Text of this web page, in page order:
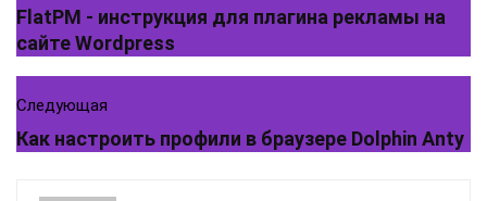
FlatPM - инструкция для плагина рекламы на
сайте Wordpress
Следующая
Как настроить профили в браузере Dolphin Anty